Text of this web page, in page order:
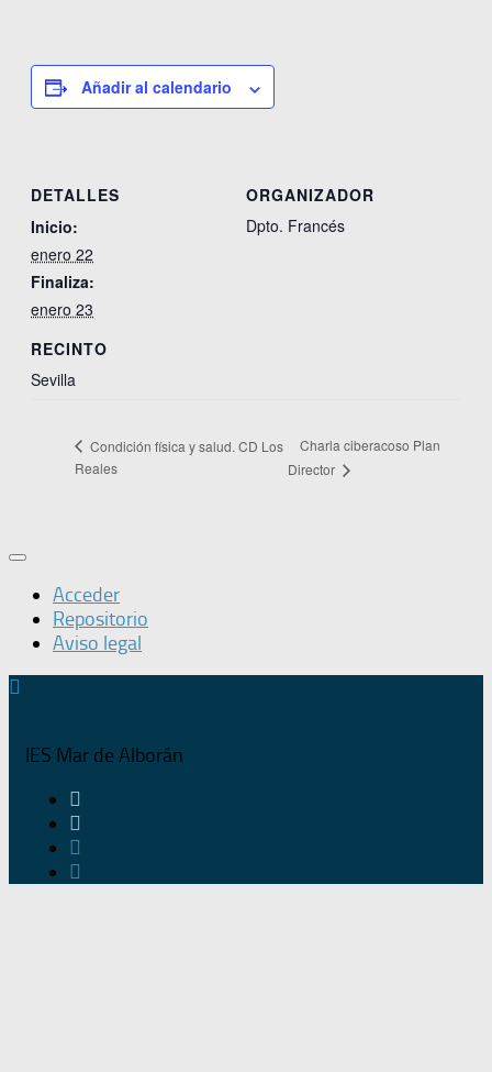
Añadir al calendario
DETALLES
Inicio:
enero 22
Finaliza:
enero 23
RECINTO
Sevilla
ORGANIZADOR
Dpto. Francés
Condición física y salud. CD Los
Reales
Charla ciberacoso Plan
Director
Acceder
Repositorio
Aviso legal
IES Mar de Alborán